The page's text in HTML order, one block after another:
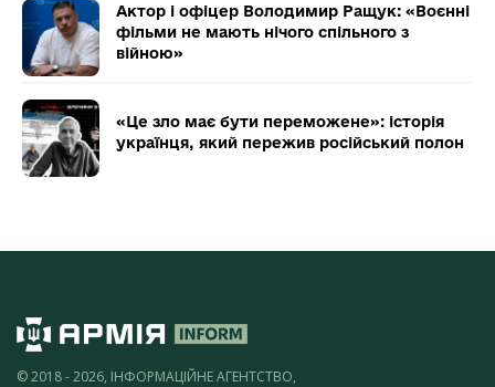
Актор і офіцер Володимир Ращук: «Воєнні
фільми не мають нічого спільного з
війною»
«Це зло має бути переможене»: історія
українця, який пережив російський полон
© 2018 - 2026, ІНФОРМАЦІЙНЕ АГЕНТСТВО,